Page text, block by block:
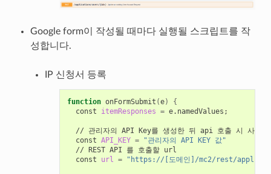
Google form이 작성될 때마다 실행될 스크립트를 작
성합니다.
IP 신청서 등록
function onFormSubmit (e)
{
  const
itemResponses = e.namedValues ;
// 관리자의 API Key를 생성한 뒤 api 호출 시 사용할
  const
API_KEY =
"관리자의 API KEY 값"
  // REST API 를 호출할 url
  const
url = "https://[도메인]/mc2/rest/